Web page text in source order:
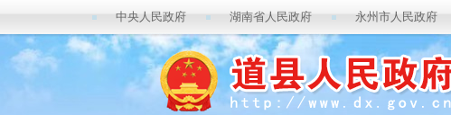
中央人民政府 湖南省人民政府 永州市人民政府